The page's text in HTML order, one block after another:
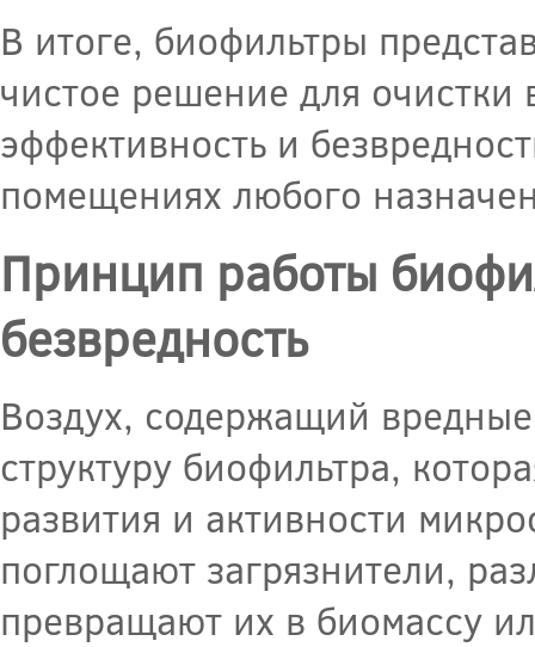
В итоге, биофильтры
чистое решение для
эффективность и
помещениях любого
Принцип работы
безвредность
Воздух, содержащий
структуру биофильтра,
развития и активности
поглощают загрязнители,
превращают их в биомассу